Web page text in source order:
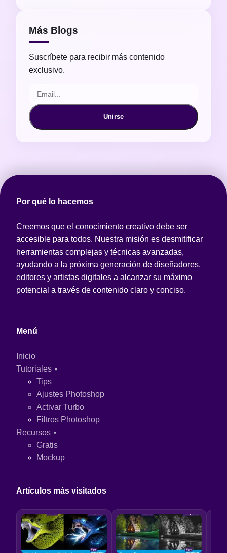
Más Blogs
Suscríbete para recibir más contenido
exclusivo.
Unirse
Por qué lo hacemos
Creemos que el conocimiento creativo debe ser
accesible para todos. Nuestra misión es desmitificar
herramientas complejas y técnicas avanzadas,
ayudando a la próxima generación de diseñadores,
editores y artistas digitales a alcanzar su máximo
potencial a través de contenido claro y conciso.
Menú
Inicio
Tutoriales
Tips
Ajustes Photoshop
Activar Turbo
Filtros Photoshop
Recursos
Gratis
Mockup
Artículos más visitados